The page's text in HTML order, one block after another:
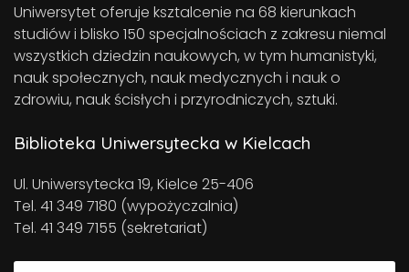
Uniwersytet oferuje ksztalcenie na 68 kierunkach
studiów i blisko 150 specjalnościach z zakresu niemal
wszystkich dziedzin naukowych, w tym humanistyki,
nauk społecznych, nauk medycznych i nauk o
zdrowiu, nauk ścisłych i przyrodniczych, sztuki.
Biblioteka Uniwersytecka w Kielcach
Ul. Uniwersytecka 19, Kielce 25-406
Tel. 41 349 7180 (wypożyczalnia)
Tel. 41 349 7155 (sekretariat)